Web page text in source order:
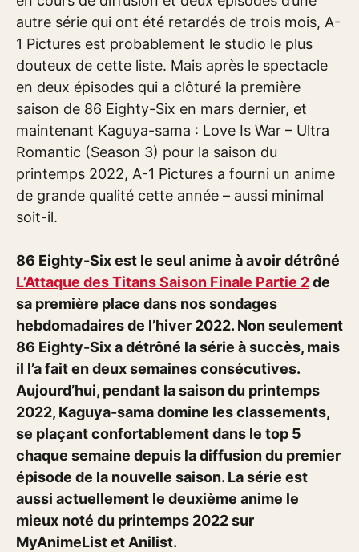
autre série qui ont été retardés de trois mois, A-
1 Pictures est probablement le studio le plus
douteux de cette liste. Mais après le spectacle
en deux épisodes qui a clôturé la première
saison de 86 Eighty-Six en mars dernier, et
maintenant Kaguya-sama : Love Is War – Ultra
Romantic (Season 3) pour la saison du
printemps 2022, A-1 Pictures a fourni un anime
de grande qualité cette année – aussi minimal
soit-il.
86 Eighty-Six est le seul anime à avoir détrôné
L’Attaque des Titans Saison Finale Partie 2de
sa première place dans nos sondages
hebdomadaires de l’hiver 2022. Non seulement
86 Eighty-Six a détrôné la série à succès, mais
il l’a fait en deux semaines consécutives.
Aujourd’hui, pendant la saison du printemps
2022, Kaguya-sama domine les classements,
se plaçant confortablement dans le top 5
chaque semaine depuis la diffusion du premier
épisode de la nouvelle saison. La série est
aussi actuellement le deuxième anime le
mieux noté du printemps 2022 sur
MyAnimeList et Anilist.